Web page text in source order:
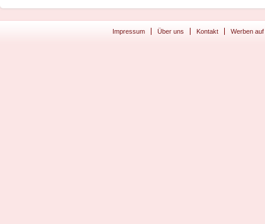
Impressum Über uns Kontakt Werben